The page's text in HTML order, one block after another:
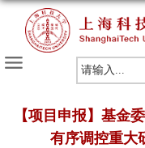
【项目申报】基金
有序调控重大